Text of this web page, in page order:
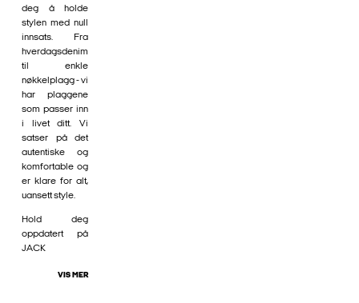
deg å holde
stylen med null
innsats. Fra
hverdagsdenim
til enkle
nøkkelplagg - vi
har plaggene
som passer inn
i livet ditt. Vi
satser på det
autentiske og
komfortable og
er klare for alt,
uansett style.
Hold deg
oppdatert på
JACK
VIS MER